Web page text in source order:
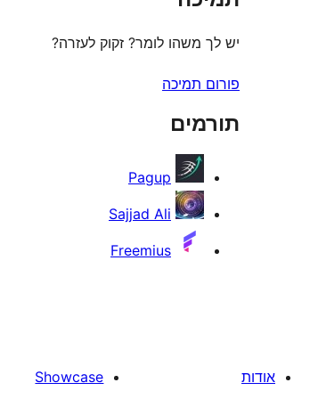
יש לך משהו לומר? זקוק לעזרה?
פורום תמיכה
תורמים
Pagup
Sajjad Ali
Freemius
אודות
Showcase